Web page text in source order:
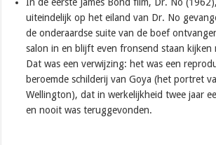
uiteindelijk op het eiland van Dr. No
de onderaardse suite van de boef
salon in en blijft even fronsend staan kijken
Dat was een verwijzing: het was een
beroemde schilderij van Goya (het portret
Wellington), dat in werkelijkheid twee jaar
en nooit was teruggevonden.